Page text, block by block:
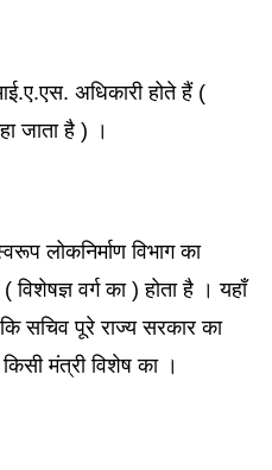
अधिकारी होते हैं (
जाता है ) ।
लोकनिर्माण विभाग का
वर्ग का ) होता है । यहाँ
सचिव पूरे राज्य सरकार का
मंत्री विशेष का ।